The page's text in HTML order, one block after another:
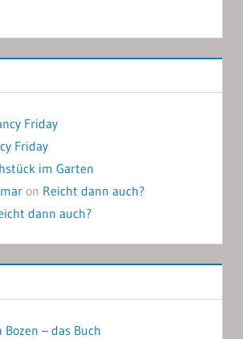
Friday
Friday
im Garten
on Reicht dann auch?
dann auch?
Bozen – das Buch